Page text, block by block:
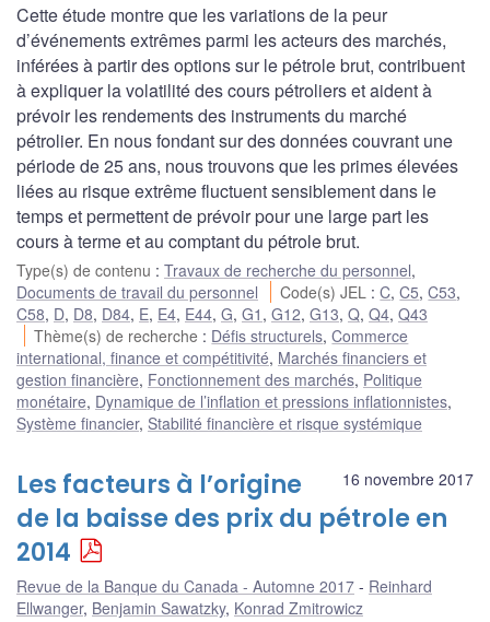
Cette étude montre que les variations de la peur
d’événements extrêmes parmi les acteurs des marchés,
inférées à partir des options sur le pétrole brut, contribuent
à expliquer la volatilité des cours pétroliers et aident à
prévoir les rendements des instruments du marché
pétrolier. En nous fondant sur des données couvrant une
période de 25 ans, nous trouvons que les primes élevées
liées au risque extrême fluctuent sensiblement dans le
temps et permettent de prévoir pour une large part les
cours à terme et au comptant du pétrole brut.
Type(s) de contenu : Travaux de recherche du personnel,
Documents de travail du personnel
Code(s) JEL :C,C5,C53,
C58, D, D8, D84, E, E4, E44, G, G1 , G12, G13, Q, Q4, Q43
Thème(s) de recherche : Défis structurels,Commerce
international, finance et compétitivité, Marchés financiers et
gestion financière, Fonctionnement des marchés, Politique
monétaire, Dynamique de l’inflation et pressions inflationnistes,
Système financier, Stabilité financière et risque systémique
16 novembre 2017
Les facteurs à l’origine
de la baisse des prix du pétrole en
2014
Revue de la Banque du Canada - Automne 2017
Reinhard
Ellwanger, Benjamin Sawatzky, Konrad Zmitrowicz